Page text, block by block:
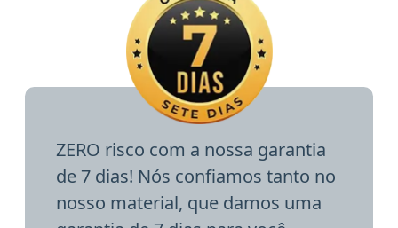
ZERO risco com a nossa garantia
de 7 dias! Nós confiamos tanto no
nosso material, que damos uma